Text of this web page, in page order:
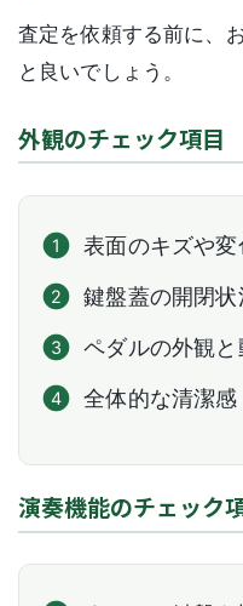
査定を依頼する前に、
と良いでしょう。
外観のチェック項目
表面のキズや
鍵盤蓋の開閉状
ペダルの外観と
全体的な清潔感
演奏機能のチェック